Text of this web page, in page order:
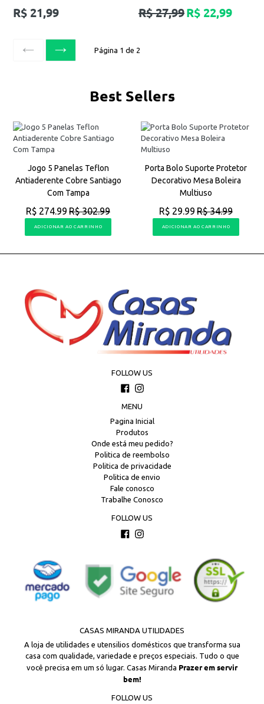
Preço
normal
R$ 21,99
Preço
normal
R$ 27,99R$ 22,99
ANTERIORSEGUINTE
Página 1 de 2
Best Sellers
Jogo 5 Panelas Teflon
Antiaderente Cobre Santiago
Com Tampa
R$ 274.99 R$ 302.99
ADICIONAR AO CARRINHO
Porta Bolo Suporte Protetor
Decorativo Mesa Boleira
Multiuso
R$ 29.99 R$ 34.99
ADICIONAR AO CARRINHO
FOLLOW US
FacebookInstagram
MENU
Pagina Inicial
Produtos
Onde está meu pedido?
Politica de reembolso
Politica de privacidade
Politica de envio
Fale conosco
Trabalhe Conosco
FOLLOW US
FacebookInstagram
CASAS MIRANDA UTILIDADES
A loja de utilidades e utensilios domésticos que transforma sua
casa com qualidade, variedade e preços especiais. Tudo o que
você precisa em um só lugar. Casas Miranda Prazer em servir
bem!
FOLLOW US